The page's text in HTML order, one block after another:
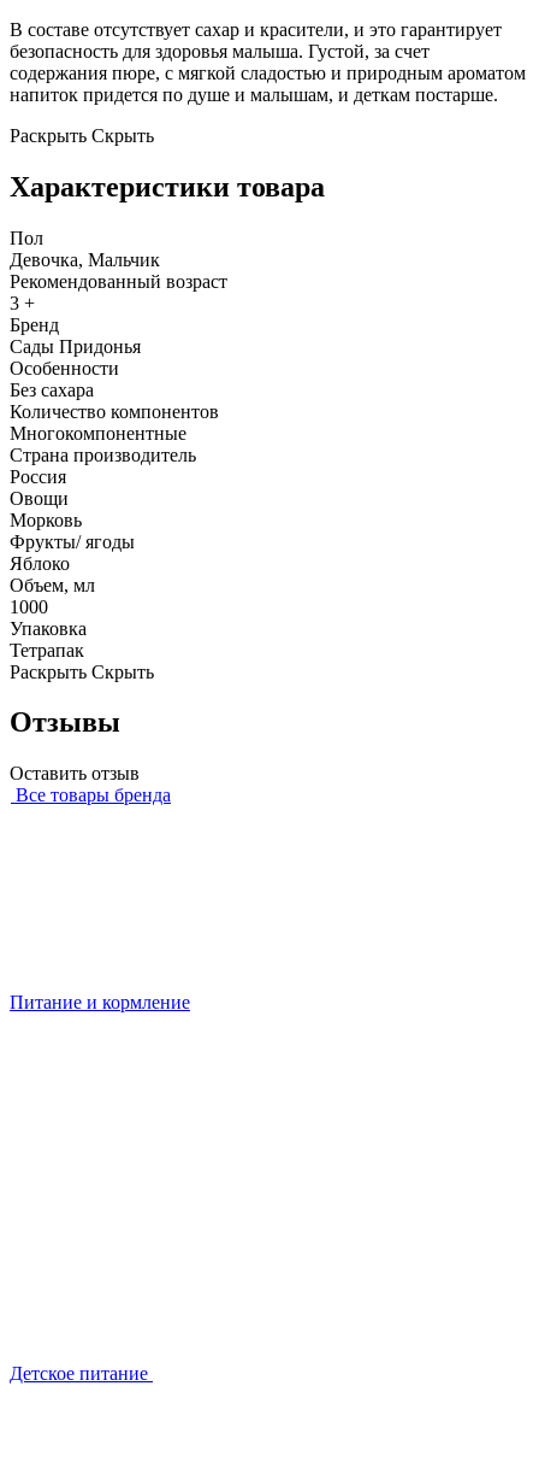
В составе отсутствует сахар и красители, и это гарантирует
безопасность для здоровья малыша. Густой, за счет
содержания пюре, с мягкой сладостью и природным ароматом
напиток придется по душе и малышам, и деткам постарше.
Раскрыть Скрыть
Характеристики товара
Пол
Девочка, Мальчик
Рекомендованный возраст
3 +
Бренд
Сады Придонья
Особенности
Без сахара
Количество компонентов
Многокомпонентные
Страна производитель
Россия
Овощи
Морковь
Фрукты/ ягоды
Яблоко
Объем, мл
1000
Упаковка
Тетрапак
Раскрыть Скрыть
Отзывы
Оставить отзыв
Все товары бренда
Питание и кормление
Детское питание